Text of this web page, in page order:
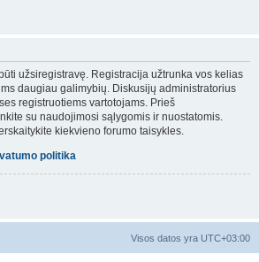
užsiregistravę. Registracija užtrunka vos kelias
daugiau galimybių. Diskusijų administratorius
registruotiems vartotojams. Prieš
su naudojimosi sąlygomis ir nuostatomis.
kiekvieno forumo taisykles.
politika
Visos datos yra UTC+03:00